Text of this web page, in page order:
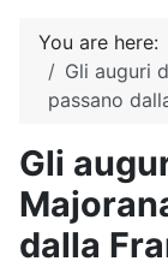
You are here:
Gli auguri
passano
Gli
dalla